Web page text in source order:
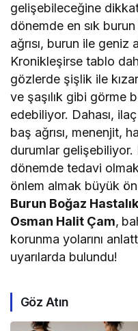
gelişebileceğine
dönemde en sık burun
ağrısı, burun ile geniz
Kronikleşirse tablo
gözlerde şişlik ile
ve şaşılık gibi görme
edebiliyor. Dahası,
baş ağrısı, menenjit,
durumlar
dönemde tedavi
önlem almak büyük
Burun Boğaz
Osman Halit Çam,
korunma yolarını
uyarılarda bulundu!
Göz Atın